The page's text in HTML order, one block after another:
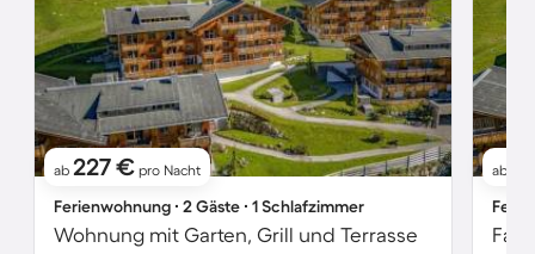
ab 227 € pro Nacht
Ferienwohnung ∙ 2 Gäste ∙ 1 Schlafzimmer
Wohnung mit Garten, Grill und Terrasse
ab